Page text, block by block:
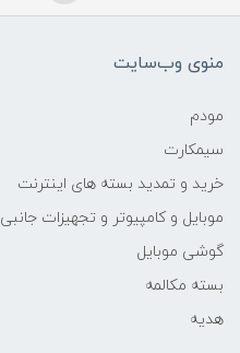
منوی وب‌سایت
مودم
سیمکارت
خرید و تمدید بسته های اینترنت
موبایل و کامپیوتر و تجهیزات جانبی
گوشی موبایل
بسته مکالمه
هدیه